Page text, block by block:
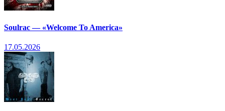
Soulrac — «Welcome To America»
17.05.2026